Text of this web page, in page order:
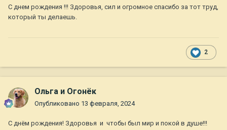
С днем рождения !!! Здоровья, сил и огромное спасибо за тот труд,
который ты делаешь.
2
Ольга и Огонёк
Опубликовано 13 февраля, 2024
С днём рождения! Здоровья и чтобы был мир и покой в душе!!!